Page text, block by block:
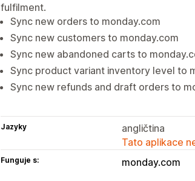
fulfilment.
Sync new orders to monday.com
Sync new customers to monday.com
Sync new abandoned carts to
Sync product variant inventory level to
Sync new refunds and draft orders to
Jazyky
angličtina
Tato aplikace
Funguje s: monday.com